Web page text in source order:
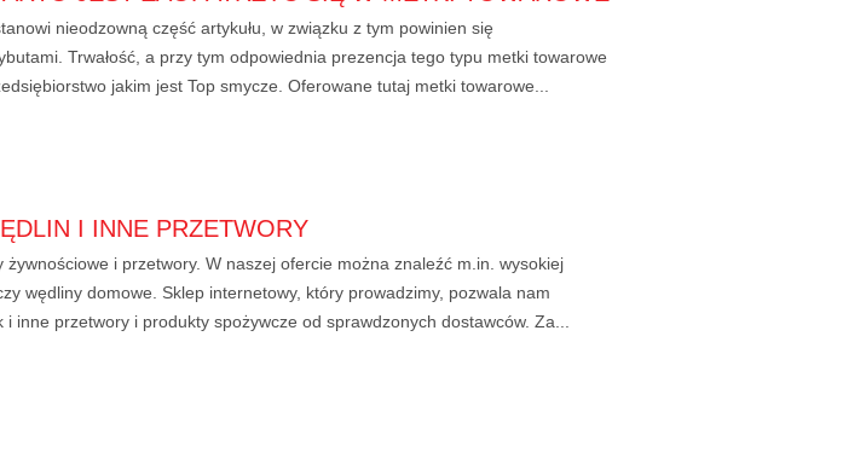
nieodzowną część artykułu, w związku z tym powinien się
Trwałość, a przy tym odpowiednia prezencja tego typu metki towarowe
jakim jest Top smycze. Oferowane tutaj metki towarowe...
I INNE PRZETWORY
i przetwory. W naszej ofercie można znaleźć m.in. wysokiej
wędliny domowe. Sklep internetowy, który prowadzimy, pozwala nam
inne przetwory i produkty spożywcze od sprawdzonych dostawców. Za...